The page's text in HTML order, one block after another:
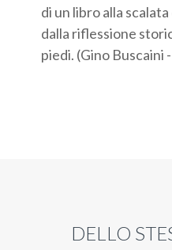
di un libro alla
dalla riflessione
piedi. (Gino Buscaini
DELLO